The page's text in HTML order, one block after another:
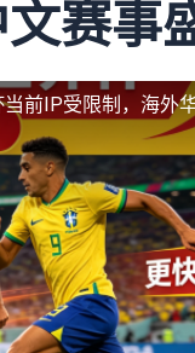
赛事
前IP受限制，海外